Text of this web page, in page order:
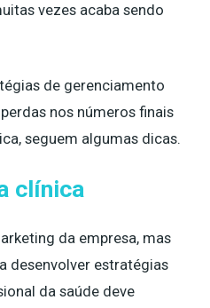
vezes acaba sendo
de gerenciamento
nos números finais
seguem algumas dicas.
clínica
da empresa, mas
desenvolver estratégias
da saúde deve